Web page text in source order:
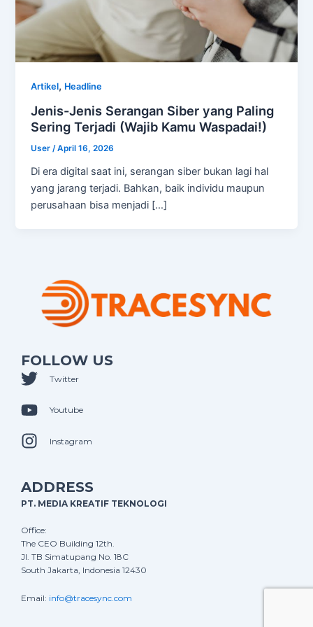
Artikel, Headline
Jenis-Jenis Serangan Siber yang Paling
Sering Terjadi (Wajib Kamu Waspadai!)
User/April 16, 2026
Di era digital saat ini, serangan siber bukan lagi hal
yang jarang terjadi. Bahkan, baik individu maupun
perusahaan bisa menjadi […]
FOLLOW US
Twitter
Youtube
Instagram
ADDRESS
PT. MEDIA KREATIF TEKNOLOGI
Office:
The CEO Building 12th.
Jl. TB Simatupang No. 18C
South Jakarta, Indonesia 12430
Email: info@tracesync.com